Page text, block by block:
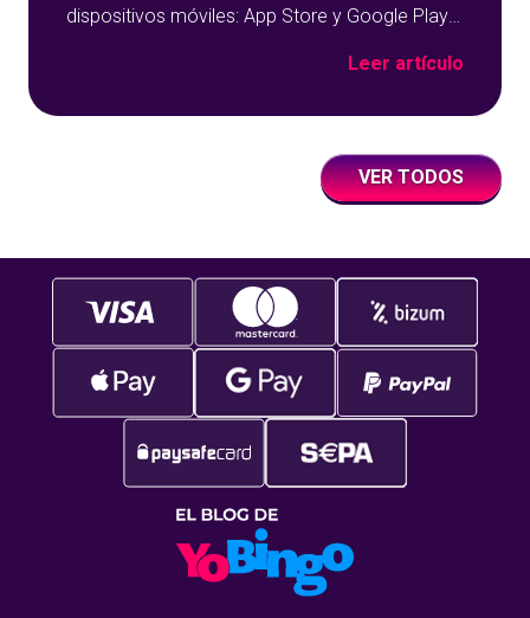
dispositivos móviles: App Store y Google Play
Leer artículo
VER TODOS